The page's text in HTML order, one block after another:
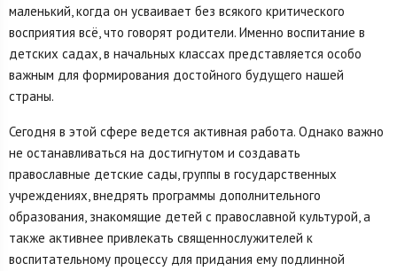
маленький, когда он усваивает без всякого критического
восприятия всё, что говорят родители. Именно воспитание в
детских садах, в начальных классах представляется особо
важным для формирования достойного будущего нашей
страны.
Сегодня в этой сфере ведется активная работа. Однако важно
не останавливаться на достигнутом и создавать
православные детские сады, группы в государственных
учреждениях, внедрять программы дополнительного
образования, знакомящие детей с православной культурой, а
также активнее привлекать священнослужителей к
воспитательному процессу для придания ему подлинной